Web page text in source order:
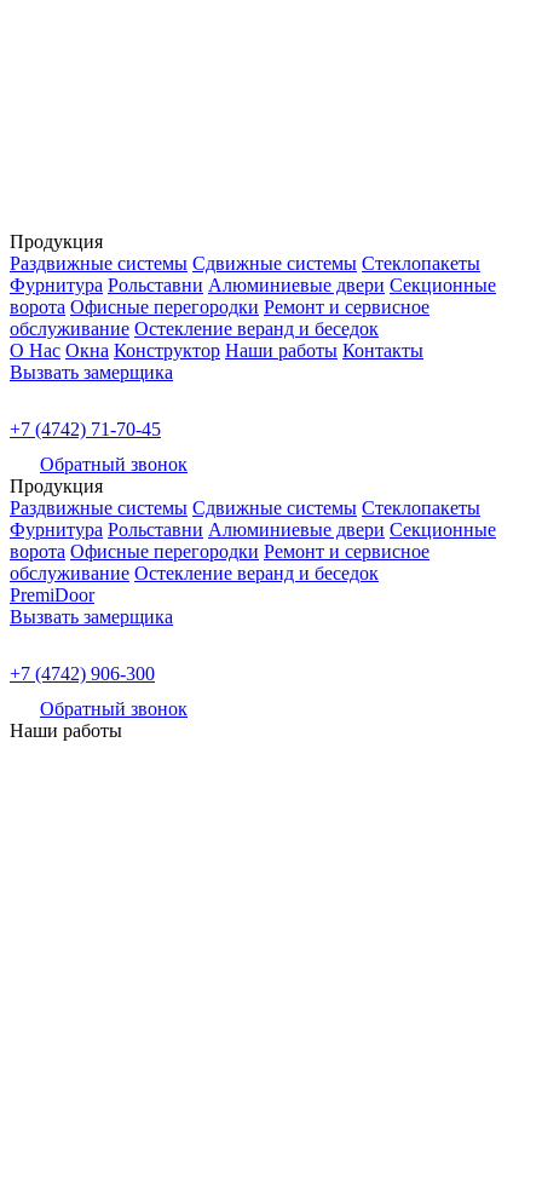
Продукция
Раздвижные системы Сдвижные системы Стеклопакеты
Фурнитура Рольставни Алюминиевые двери Секционные
ворота Офисные перегородки Ремонт и сервисное
обслуживание Остекление веранд и беседок
О Нас Окна Конструктор Наши работы Контакты
Вызвать замерщика
+7 (4742) 71-70-45
Обратный звонок
Продукция
Раздвижные системы Сдвижные системы Стеклопакеты
Фурнитура Рольставни Алюминиевые двери Секционные
ворота Офисные перегородки Ремонт и сервисное
обслуживание Остекление веранд и беседок
PremiDoor
Вызвать замерщика
+7 (4742) 906-300
Обратный звонок
Наши работы